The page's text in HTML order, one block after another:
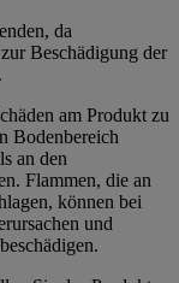
da
Beschädigung der
am Produkt zu
Bodenbereich
an den
Flammen, die an
können bei
und